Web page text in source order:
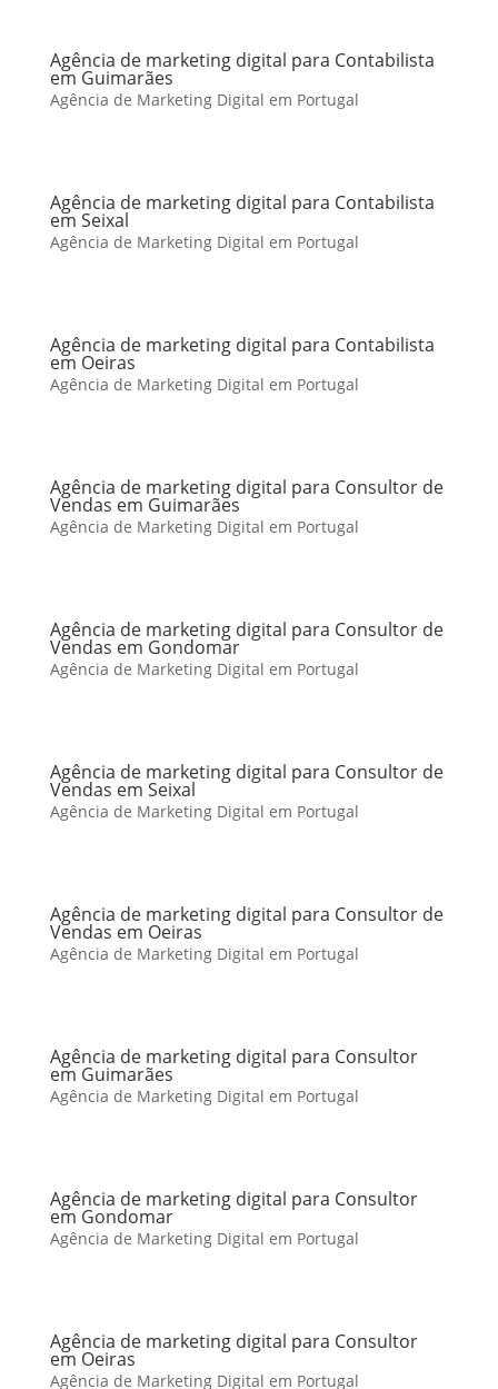
Agência de marketing digital para Contabilista
em Guimarães
Agência de Marketing Digital em Portugal
Agência de marketing digital para Contabilista
em Seixal
Agência de Marketing Digital em Portugal
Agência de marketing digital para Contabilista
em Oeiras
Agência de Marketing Digital em Portugal
Agência de marketing digital para Consultor de
Vendas em Guimarães
Agência de Marketing Digital em Portugal
Agência de marketing digital para Consultor de
Vendas em Gondomar
Agência de Marketing Digital em Portugal
Agência de marketing digital para Consultor de
Vendas em Seixal
Agência de Marketing Digital em Portugal
Agência de marketing digital para Consultor de
Vendas em Oeiras
Agência de Marketing Digital em Portugal
Agência de marketing digital para Consultor
em Guimarães
Agência de Marketing Digital em Portugal
Agência de marketing digital para Consultor
em Gondomar
Agência de Marketing Digital em Portugal
Agência de marketing digital para Consultor
em Oeiras
Agência de Marketing Digital em Portugal